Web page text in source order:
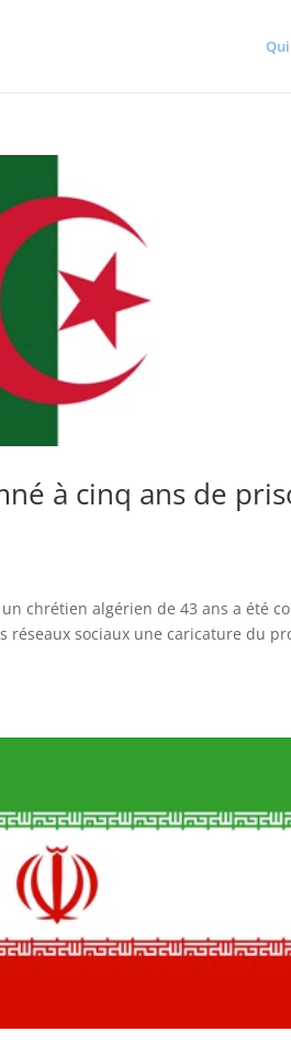
à cinq ans de
chrétien algérien de 43 ans a été
sociaux une caricature du